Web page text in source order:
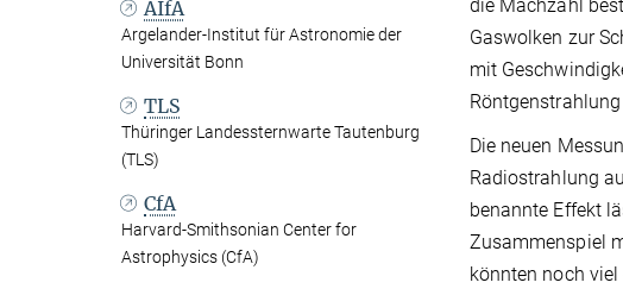
die Machzahl
Gaswolken zur
mit
Die neuen
Radiostrahlung
benannte Effekt
Zusammenspiel
könnten noch
AIfA
Argelander-Institut für Astronomie der
Universität Bonn
TLS
Thüringer Landessternwarte Tautenburg
(TLS)
CfA
Harvard-Smithsonian Center for
Astrophysics (CfA)